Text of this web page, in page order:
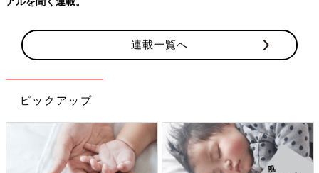
連載一覧へ
ピックアップ